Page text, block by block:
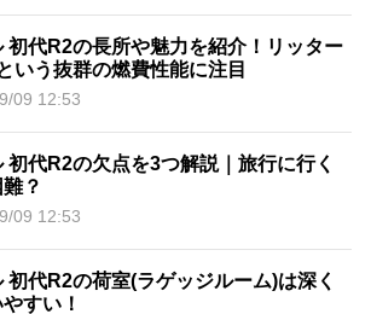
初代R2の長所や魅力を紹介！リッター
いう抜群の燃費性能に注目
09 12:53
初代R2の欠点を3つ解説｜旅行に行く
？
09 12:53
初代R2の荷室(ラゲッジルーム)は深く
すい！